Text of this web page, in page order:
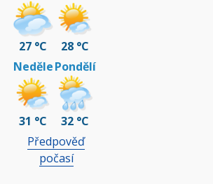
27 °C
28 °C
Neděle
31 °C
Pondělí
32 °C
Předpověď
počasí